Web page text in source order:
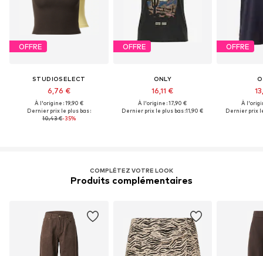
OFFRE
STUDIOSELECT
6,76 €
À l'origine : 19,90 €
Dernier prix le plus bas :
10,43 €-35%
OFFRE
ONLY
16,11 €
À l'origine : 17,90 €
Dernier prix le plus bas :11,90 €
OFFRE
À
Dernier prix
COMPLÉTEZ VOTRE LOOK
Produits complémentaires